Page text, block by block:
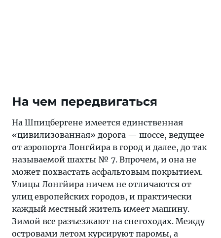
На чем передвигаться
На Шпицбергене имеется единственная
«цивилизованная» дорога — шоссе, ведущее
от аэропорта Лонгйира в город и далее, до так
называемой шахты № 7. Впрочем, и она не
может похвастать асфальтовым покрытием.
Улицы Лонгйира ничем не отличаются от
улиц европейских городов, и практически
каждый местный житель имеет машину.
Зимой все разъезжают на снегоходах. Между
островами летом курсируют паромы, а